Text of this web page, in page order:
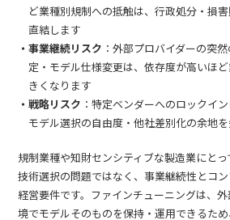
ど業種別規制への抵触は、行政処分・損
直結します
・事業継続リスク ：外部プロバイダーの突
定・モデル仕様変更は、依存度が高いほ
きくなります
・戦略リスク ：特定ベンダーへのロックイ
モデル選択の自由度・他社差別化の余地
規制業種や知財センシティブな製造業にと
技術選択の問題ではなく、事業継続性とコ
経営要件です。ファインチューニングは、
境でモデルそのものを保持・運用できるた